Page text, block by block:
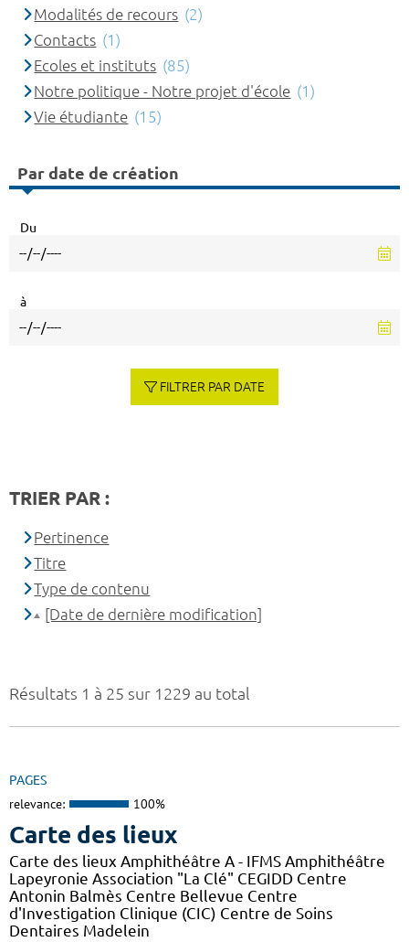
Résultats 1 à 25 sur 1229 au total
PAGES
relevance: 100%
Carte des lieux
Carte des lieux Amphithéâtre A - IFMS Amphithéâtre
Lapeyronie Association "La Clé" CEGIDD Centre
Antonin Balmès Centre Bellevue Centre
d'Investigation Clinique (CIC) Centre de Soins
Dentaires Madelein
Modalités de recours (2)
Contacts (1)
Ecoles et instituts (85)
Notre politique - Notre projet d'école (1)
Vie étudiante (15)
Par date de création
Du
à
FILTRER PAR DATE
TRIER PAR :
Pertinence
Titre
Type de contenu
[Date de dernière modification]